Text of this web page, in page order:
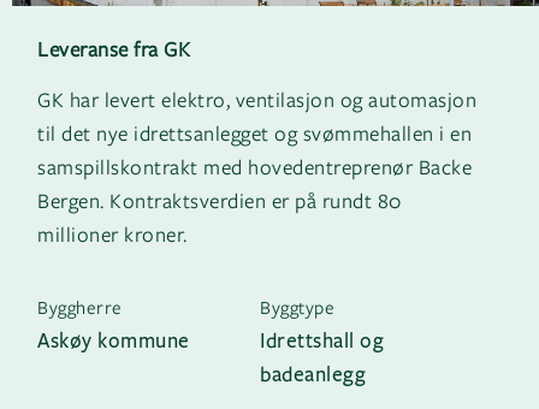
Leveranse fra GK
GK har levert elektro, ventilasjon og automasjon
til det nye idrettsanlegget og svømmehallen i en
samspillskontrakt med hovedentreprenør Backe
Bergen. Kontraktsverdien er på rundt 80
millioner kroner.
Byggherre
Askøy kommune
Byggtype
Idrettshall og
badeanlegg